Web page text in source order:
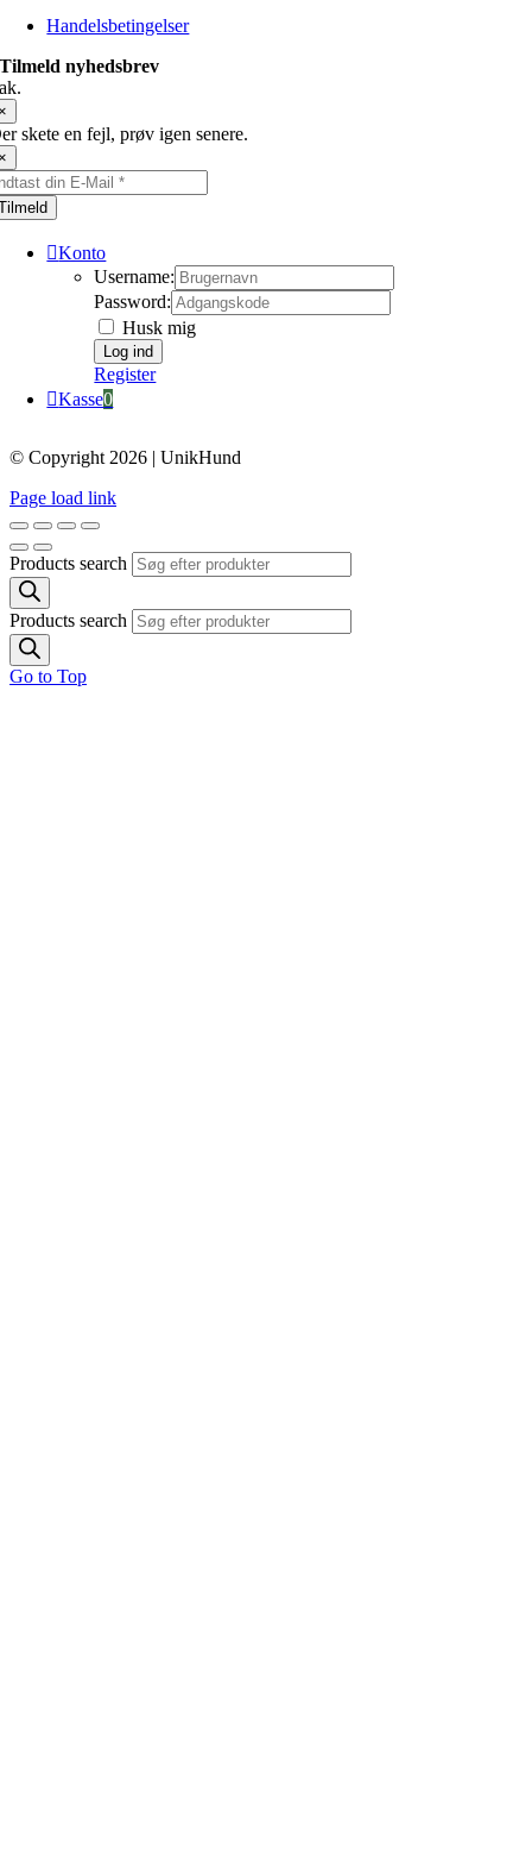
Handelsbetingelser
Tilmeld nyhedsbrev
skete en fejl, prøv igen senere.
Konto
Username:
Password:
Husk mig
Register
Kasse0
© Copyright 2026 | UnikHund
Page load link
Products search
Products search
Go to Top